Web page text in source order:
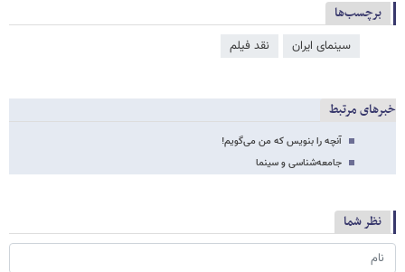
برچسب‌ها
سینمای ایران نقد فیلم
خبرهای مرتبط
آنچه را بنویس که من می‌گویم!
جامعه‌شناسی و سینما
نظر شما